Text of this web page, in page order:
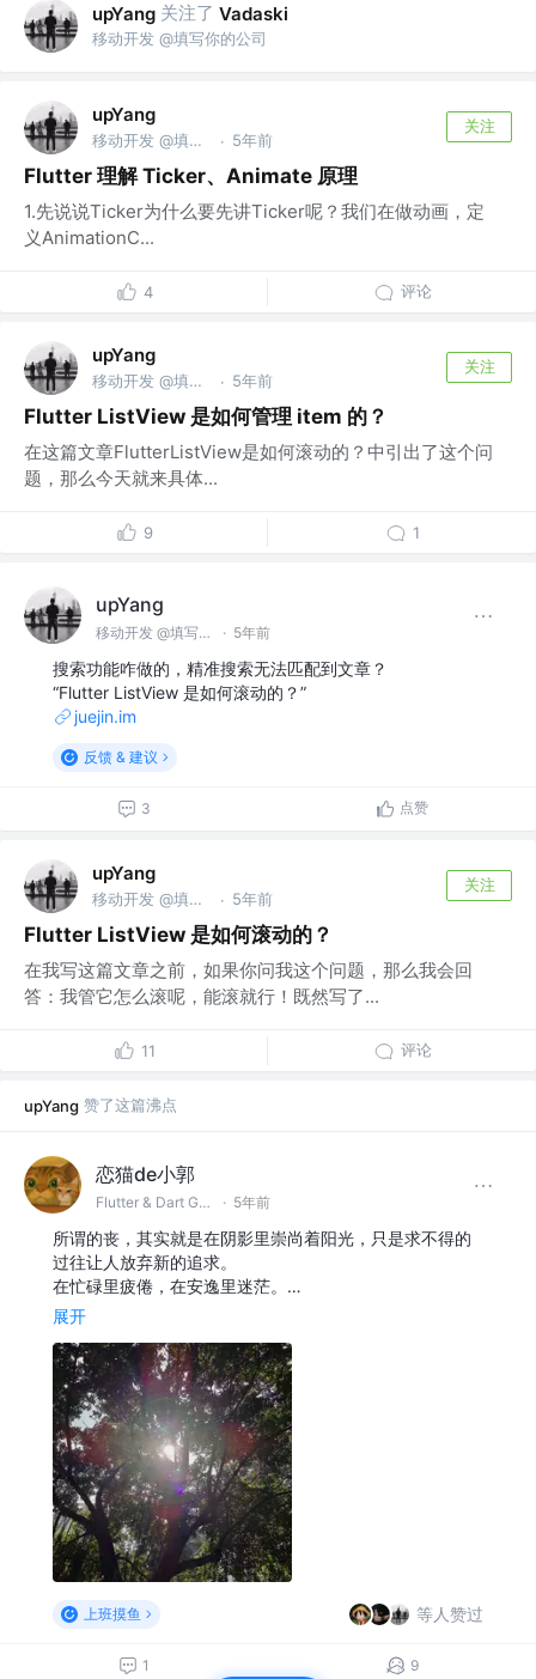
upYang 关注了 Vadaski
移动开发 @填写你的公司
upYang
移动开发 @填写你的公司 · 5年前
关注
Flutter 理解 Ticker、Animate 原理
1.先说说Ticker为什么要先讲Ticker呢？我们在做动画，定
义AnimationC...
4 评论
upYang
移动开发 @填写你的公司 · 5年前
关注
Flutter ListView 是如何管理 item 的？
在这篇文章FlutterListView是如何滚动的？中引出了这个问
题，那么今天就来具体...
9 1
upYang
移动开发 @填写你的公司 · 5年前
搜索功能咋做的，精准搜索无法匹配到文章？
“Flutter ListView 是如何滚动的？”
juejin.im
反馈 & 建议
3 点赞
upYang
移动开发 @填写你的公司 · 5年前
关注
Flutter ListView 是如何滚动的？
在我写这篇文章之前，如果你问我这个问题，那么我会回
答：我管它怎么滚呢，能滚就行！既然写了...
11 评论
upYang 赞了这篇沸点
恋猫de小郭
Flutter & Dart GDE @🏆 掘金签约作者 · 5年前
所谓的丧，其实就是在阴影里崇尚着阳光，只是求不得的
过往让人放弃新的追求。
在忙碌里疲倦，在安逸里迷茫。…
展开
上班摸鱼 等人赞过
1 9